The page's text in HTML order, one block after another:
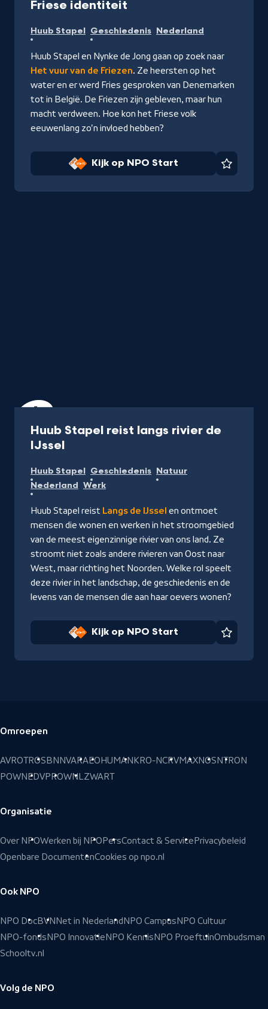
Friese identiteit
op
NPO
Start
Huub Stapel Geschiedenis Nederland
Huub Stapel en Nynke de Jong gaan op zoek naar
Het vuur van de Friezen. Ze heersten op het
water en er werd Fries gesproken van Denemarken
tot in België. De Friezen zijn gebleven, maar hun
macht verdween. Hoe kon het Friese volk
eeuwenlang zo'n invloed hebben?
Kijk op NPO Start
Huub Stapel reist langs rivier de
IJssel-
op
NPO
Start
Huub Stapel Geschiedenis Natuur
Nederland Werk
Huub Stapel reist Langs de IJssel en ontmoet
mensen die wonen en werken in het stroomgebied
van de meest eigenzinnige rivier van ons land. Ze
stroomt niet zoals andere rivieren van Oost naar
West, maar richting het Noorden. Welke rol speelt
deze rivier in het landschap, de geschiedenis en de
levens van de mensen die aan haar oevers wonen?
Kijk op NPO Start
Voettekst
Omroepen
AVROTROSBNNVARAEOHUMANKRO-NCRVMAXNOSNTRON
POWNEDVPROWNLZWART
Organisatie
Over NPOWerken bij NPO PersContact & Service Privacybeleid
Openbare DocumentenCookies op npo.nl
Ook NPO
NPO DocBVN Net in Nederland NPO Campus NPO Cultuur
NPO-fonds NPO Innovatie NPO Kennis NPO ProeftuinOmbudsman
Schooltv.nl
Volg de NPO